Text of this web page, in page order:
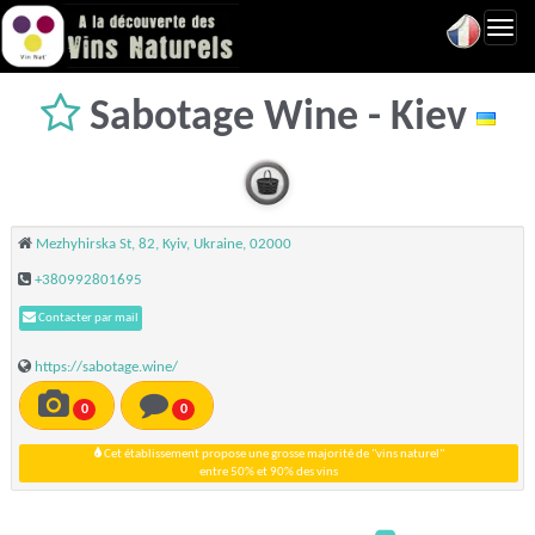
Sabotage Wine - Kiev
Mezhyhirska St, 82, Kyiv, Ukraine, 02000
+380992801695
Contacter par mail
https://sabotage.wine/
0 0
Cet établissement propose une grosse majorité de "vins naturel"
entre 50% et 90% des vins